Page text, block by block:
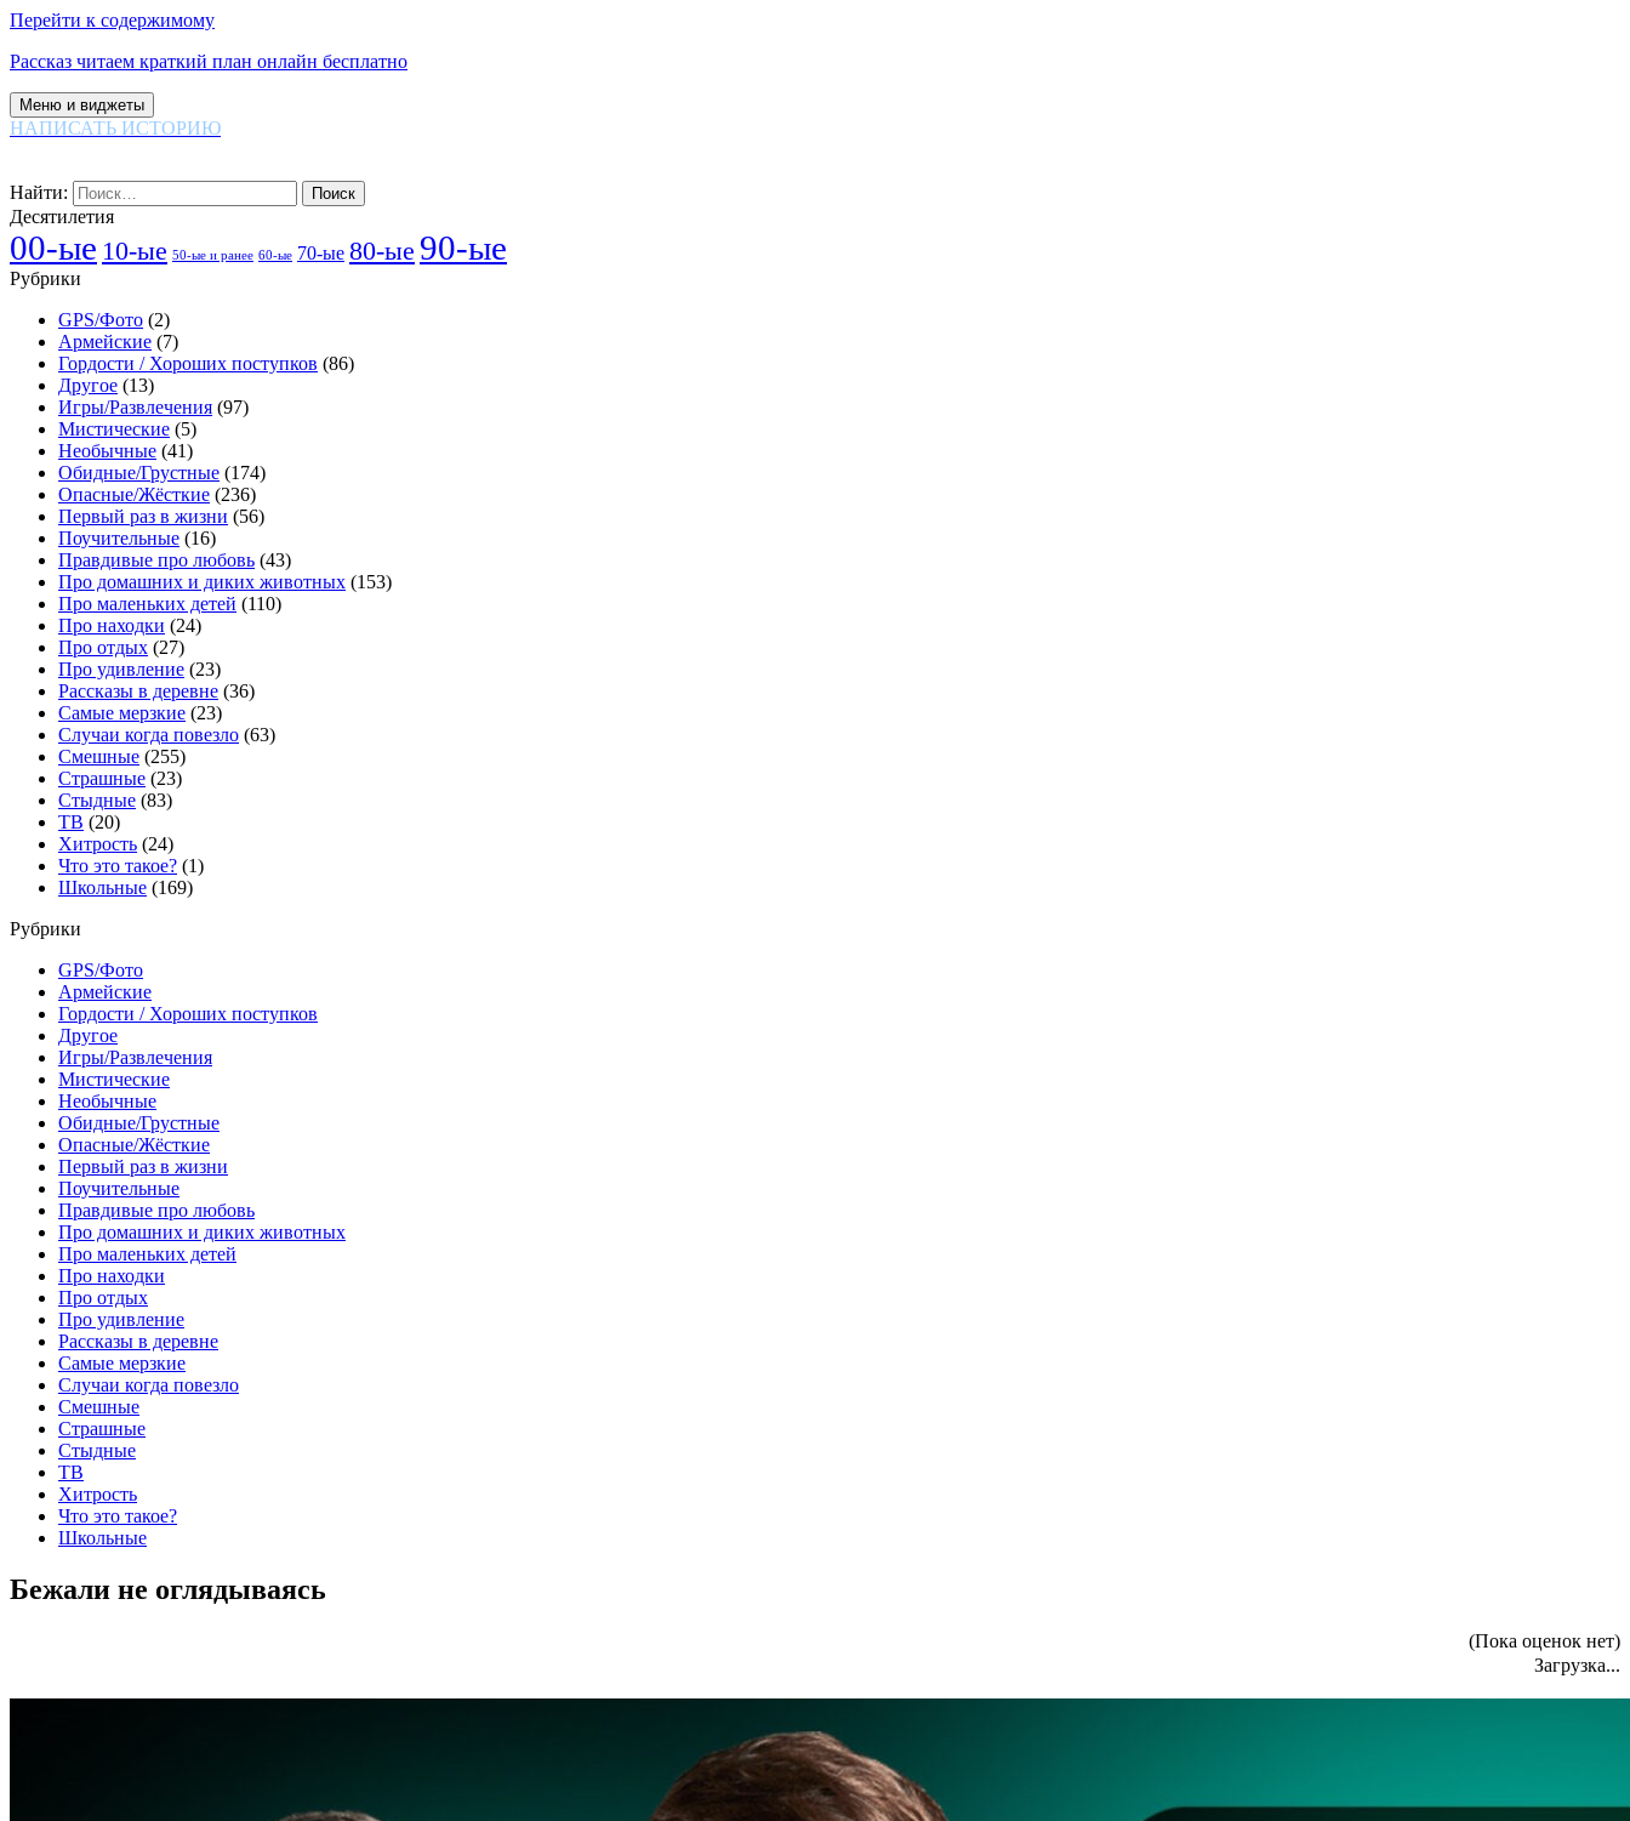
Перейти к содержимому
Рассказ читаем краткий план онлайн бесплатно
Меню и виджеты
НАПИСАТЬ ИСТОРИЮ
Найти:
Десятилетия
00-ые 10-ые 50-ые и ранее 60-ые 70-ые 80-ые 90-ые
Рубрики
GPS/Фото (2)
Армейские (7)
Гордости / Хороших поступков (86)
Другое (13)
Игры/Развлечения (97)
Мистические (5)
Необычные (41)
Обидные/Грустные (174)
Опасные/Жёсткие (236)
Первый раз в жизни (56)
Поучительные (16)
Правдивые про любовь (43)
Про домашних и диких животных (153)
Про маленьких детей (110)
Про находки (24)
Про отдых (27)
Про удивление (23)
Рассказы в деревне (36)
Самые мерзкие (23)
Случаи когда повезло (63)
Смешные (255)
Страшные (23)
Стыдные (83)
ТВ (20)
Хитрость (24)
Что это такое? (1)
Школьные (169)
Рубрики
GPS/Фото
Армейские
Гордости / Хороших поступков
Другое
Игры/Развлечения
Мистические
Необычные
Обидные/Грустные
Опасные/Жёсткие
Первый раз в жизни
Поучительные
Правдивые про любовь
Про домашних и диких животных
Про маленьких детей
Про находки
Про отдых
Про удивление
Рассказы в деревне
Самые мерзкие
Случаи когда повезло
Смешные
Страшные
Стыдные
ТВ
Хитрость
Что это такое?
Школьные
Бежали не оглядываясь
(Пока оценок нет)
Загрузка...